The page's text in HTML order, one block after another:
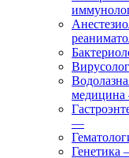
медицина
—
Генетика